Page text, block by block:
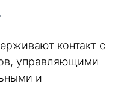
контакт с
управляющими
и